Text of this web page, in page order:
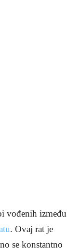
vođenih između
. Ovaj rat je
se konstantno